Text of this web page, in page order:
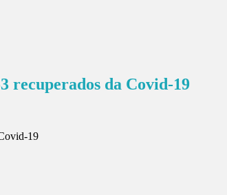
recuperados da Covid-19